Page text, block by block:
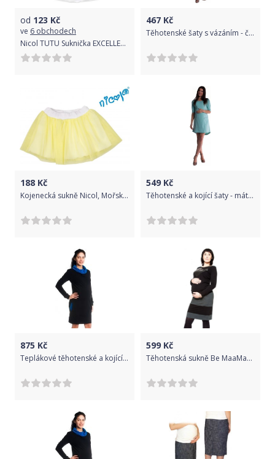
od 123 Kč
ve 6 obchodech
Nicol TUTU Suknička EXCELLENT GIRL, roz. 86
467 Kč
Těhotenské šaty s vázáním - červené - M (38)
188 Kč
Kojenecká sukně Nicol, Mořská víla - žlutá, vel. 74
549 Kč
Těhotenské a kojící šaty - máta, Velikosti těh. moda XL (42)
875 Kč
Teplákové těhotenské a kojící šaty dlouhý rukáv - ELINE černé - BeMaaMaa velikost M (38)
599 Kč
Těhotenská sukně Be MaaMaa - LORA černá/grafit - M (38)